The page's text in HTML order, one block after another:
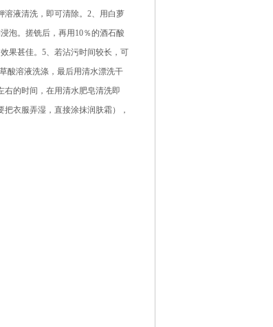
溶液清洗，即可清除。2、用白萝
泡。搓铣后，再用10％的酒石酸
果甚佳。5、若沾污时间较长，可
酸溶液洗涤，最后用清水漂洗干
右的时间，在用清水肥皂清洗即
衣服弄湿，直接涂抹润肤霜），